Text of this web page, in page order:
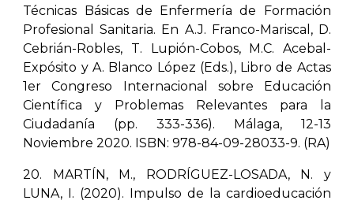
Técnicas Básicas de Enfermería de Formación
Profesional Sanitaria. En A.J. Franco-Mariscal, D.
Cebrián-Robles, T. Lupión-Cobos, M.C. Acebal-
Expósito y A. Blanco López (Eds.), Libro de Actas
1er Congreso Internacional sobre Educación
Científica y Problemas Relevantes para la
Ciudadanía (pp. 333-336). Málaga, 12-13
Noviembre 2020. ISBN: 978-84-09-28033-9. (RA)
20. MARTÍN, M., RODRÍGUEZ-LOSADA, N. y
LUNA, I. (2020). Impulso de la cardioeducación